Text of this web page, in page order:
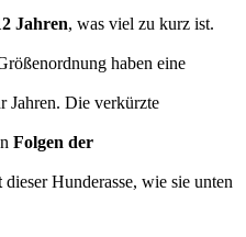
Jahren, was viel zu kurz ist.
haben eine
Jahren. Die verkürzte
Folgen der
dieser Hunderasse, wie sie unten